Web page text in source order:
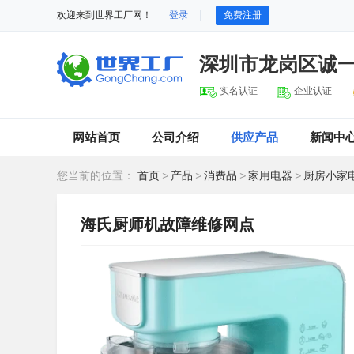
欢迎来到世界工厂网！ 登录 免费注册
深圳市龙岗区诚
实名认证 企业认证
网站首页 公司介绍 供应产品 新闻中
您当前的位置： 首页 > 产品 >消费品 >家用电器 > 厨房小家
海氏厨师机故障维修网点